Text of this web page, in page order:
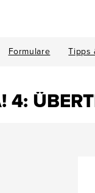
Formulare Tipps
4: